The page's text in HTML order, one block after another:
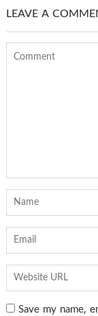
LEAVE A
Save my name,